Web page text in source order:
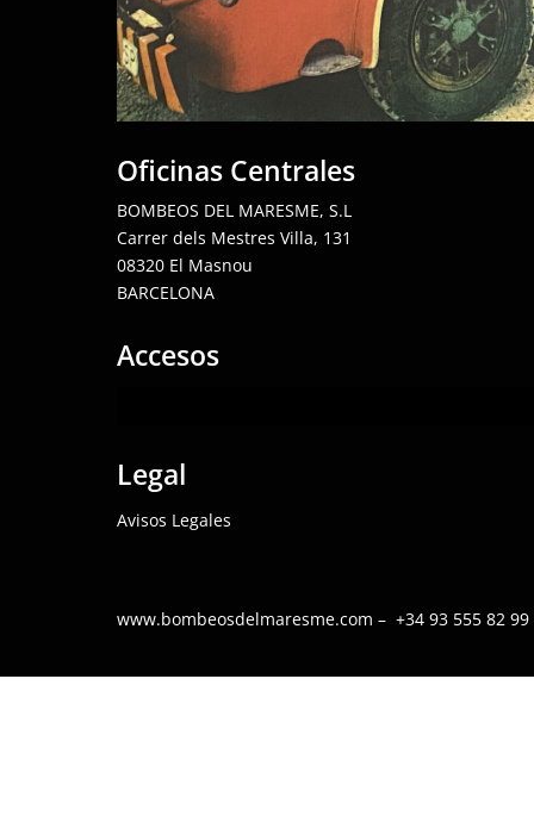
Oficinas Centrales
BOMBEOS DEL MARESME, S.L
Carrer dels Mestres Villa, 131
08320 El Masnou
BARCELONA
Accesos
Legal
Avisos Legales
www.bombeosdelmaresme.com – +34 93 555 82